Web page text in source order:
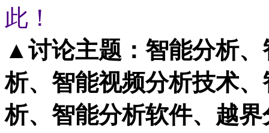
此！
▲讨论主题：智能分析
析、智能视频分析技术
析、智能分析软件、越